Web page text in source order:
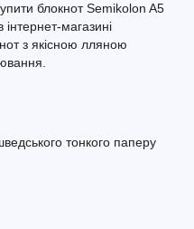
блокнот Semikolon A5
магазині
з якісною лляною
тонкого паперу